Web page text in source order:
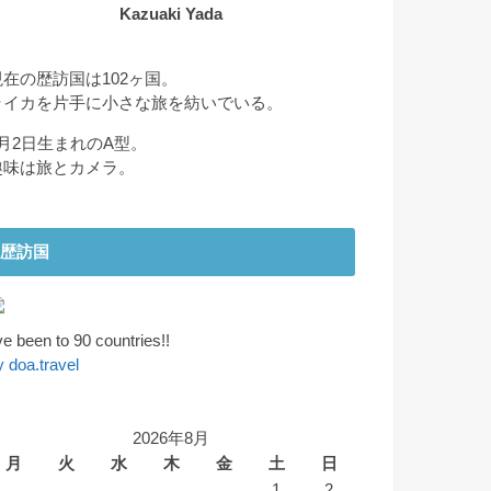
Kazuaki Yada
の歴訪国は102ヶ国。
カを片手に小さな旅を紡いでいる。
2日生まれのA型。
は旅とカメラ。
歴訪国
been to 90 countries!!
doa.travel
2026年8月
月
火 水 木 金 土
日